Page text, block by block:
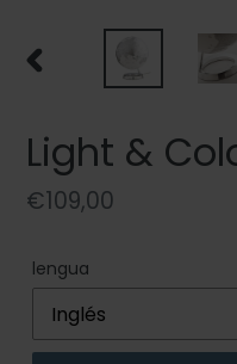
ANTERIOR
Light &
Precio
€109,00
lengua